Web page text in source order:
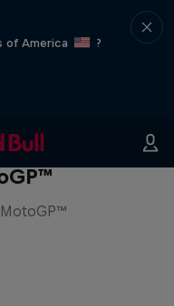
of America
?